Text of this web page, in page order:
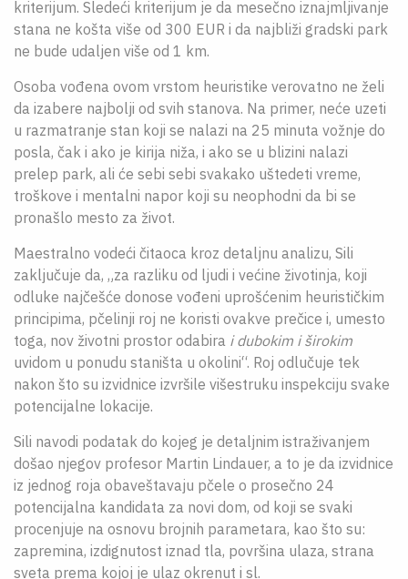
kriterijum. Sledeći kriterijum je da mesečno iznajmljivanje
stana ne košta više od 300 EUR i da najbliži gradski park
ne bude udaljen više od 1 km.
Osoba vođena ovom vrstom heuristike verovatno ne želi
da izabere najbolji od svih stanova. Na primer, neće uzeti
u razmatranje stan koji se nalazi na 25 minuta vožnje do
posla, čak i ako je kirija niža, i ako se u blizini nalazi
prelep park, ali će sebi sebi svakako uštedeti vreme,
troškove i mentalni napor koji su neophodni da bi se
pronašlo mesto za život.
Maestralno vodeći čitaoca kroz detaljnu analizu, Sili
zaključuje da, „za razliku od ljudi i većine životinja, koji
odluke najčešće donose vođeni uprošćenim heurističkim
principima, pčelinji roj ne koristi ovakve prečice i, umesto
toga, nov životni prostor odabira i dubokim i širokim
uvidom u ponudu staništa u okolini“. Roj odlučuje tek
nakon što su izvidnice izvršile višestruku inspekciju svake
potencijalne lokacije.
Sili navodi podatak do kojeg je detaljnim istraživanjem
došao njegov profesor Martin Lindauer, a to je da izvidnice
iz jednog roja obaveštavaju pčele o prosečno 24
potencijalna kandidata za novi dom, od koji se svaki
procenjuje na osnovu brojnih parametara, kao što su:
zapremina, izdignutost iznad tla, površina ulaza, strana
sveta prema kojoj je ulaz okrenut i sl.